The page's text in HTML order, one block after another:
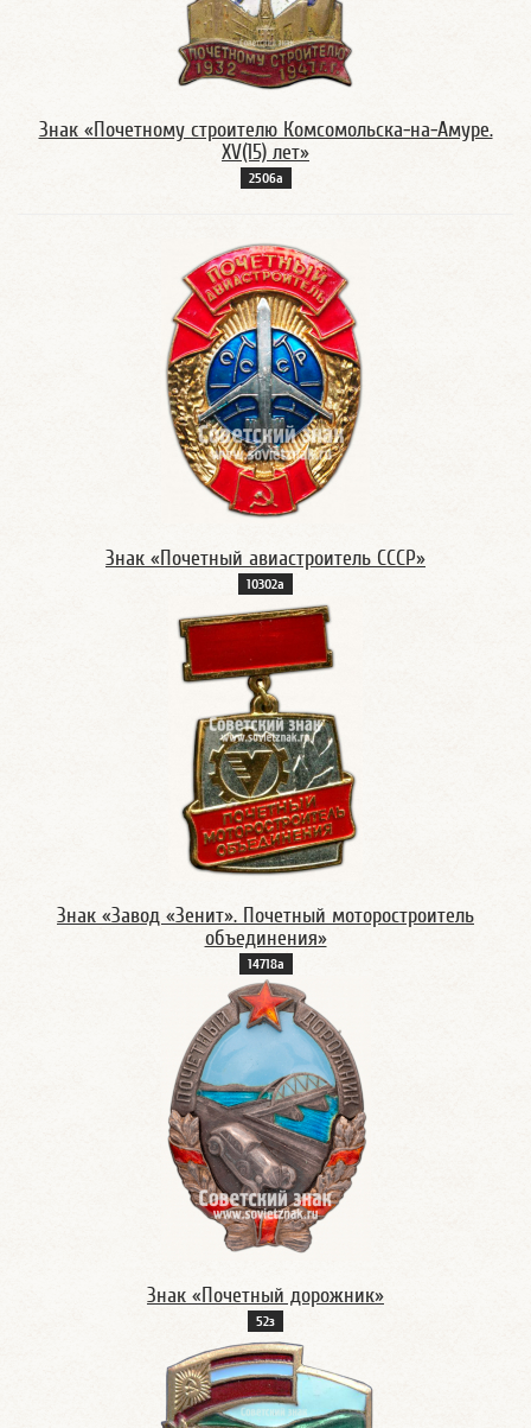
Знак «Почетному строителю Комсомольска-на-Амуре.
XV(15) лет»
2506а
Знак «Почетный авиастроитель СССР»
10302а
Знак «Завод «Зенит». Почетный моторостроитель
объединения»
14718а
Знак «Почетный дорожник»
52з